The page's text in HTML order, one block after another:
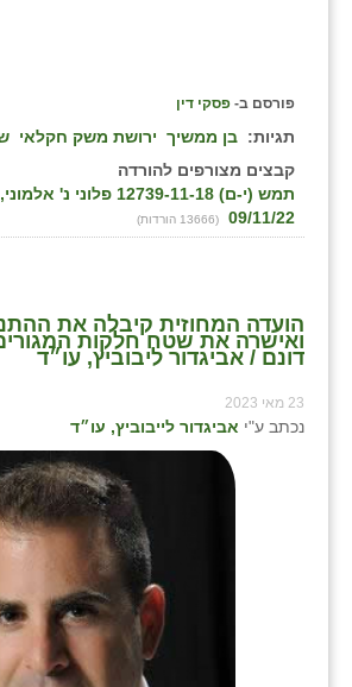
פורסם ב- פסקי דין
תגיות: בן ממשיך ירושת משק חקלאי
קבצים מצורפים להורדה
תמש (י-ם) 12739-11-18
09/11/22
(13666 הורדות)
הועדה המחוזית קיבלה את
דונם / אביגדור ליבוביץ, עו״ד
23 מאי 2023
נכתב ע"י אביגדור לייבוביץ, עו״ד